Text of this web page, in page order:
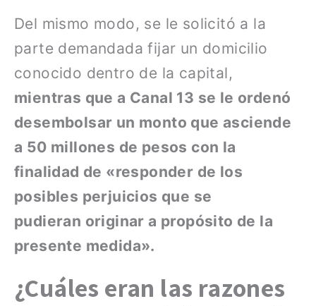
Del mismo modo, se le solicitó a la
parte demandada fijar un domicilio
conocido dentro de la capital,
mientras que a Canal 13 se le ordenó
desembolsar un monto que asciende
a 50 millones de pesos con la
finalidad de «responder de los
posibles perjuicios que se
pudieran originar a propósito de la
presente medida».
¿Cuáles eran las razones